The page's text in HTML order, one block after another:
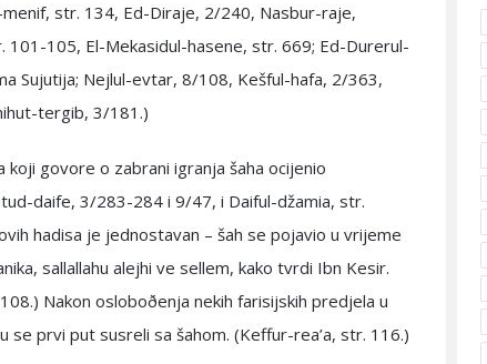
str. 134, Ed-Diraje, 2/240, Nasbur-raje,
101-105, El-Mekasidul-hasene, str. 669; Ed-Durerul-
Sujutija; Nejlul-evtar, 8/108, Kešful-hafa, 2/363,
tergib, 3/181.)
koji govore o zabrani igranja šaha ocijenio
daife, 3/283-284 i 9/47, i Daiful-džamia, str.
hadisa je jednostavan – šah se pojavio u vrijeme
sallallahu alejhi ve sellem, kako tvrdi Ibn Kesir.
Nakon osloboðenja nekih farisijskih predjela u
se prvi put susreli sa šahom. (Keffur-rea’a, str. 116.)